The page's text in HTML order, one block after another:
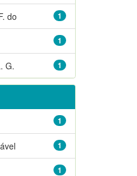
1
do
1
1
G.
1
1
1